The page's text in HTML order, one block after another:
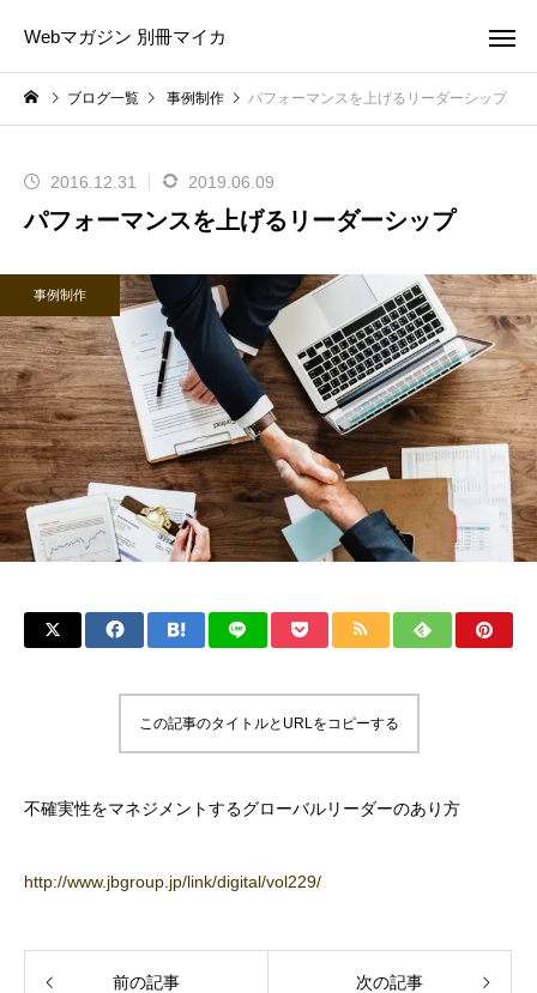
Webマガジン 別冊マイカ
ブログ一覧 事例制作 パフォーマンスを上げるリーダーシップ
2016.12.31 2019.06.09
パフォーマンスを上げるリーダーシップ
事例制作
この記事のタイトルとURLをコピーする
不確実性をマネジメントするグローバルリーダーのあり方
http://www.jbgroup.jp/link/digital/vol229/
前の記事 次の記事